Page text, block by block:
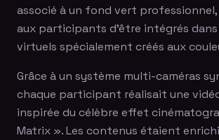
associé à un fond vert
aux participants d'être intégrés dans
virtuels spécialement créés aux
Grâce à un système multi-caméras
chaque participant réalisait une
inspirée du célèbre effet
Matrix ». Les contenus étaient